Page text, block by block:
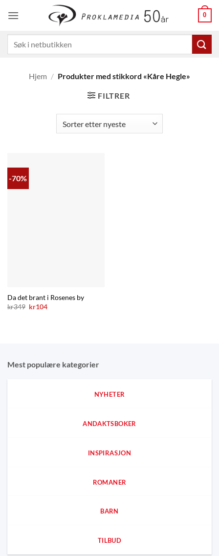
0
etter:
Hjem / Produkter med stikkord «Kåre Hegle»
FILTRER
-70%
Da det brant i Rosenes by
kr349 Opprinnelig
kr104Nåværende
Mest populære kategorier
NYHETER
ANDAKTSBOKER
INSPIRASJON
ROMANER
BARN
TILBUD